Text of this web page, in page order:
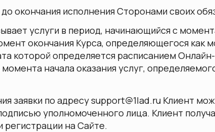
окончания исполнения Сторонами своих
услуги в период, начинающийся с
окончания Курса, определяющегося как
которой определяется расписанием
начала оказания услуг,
заявки по адресу support@1lad.ru Клиент
уполномоченного лица. Клиент
регистрации на Сайте.